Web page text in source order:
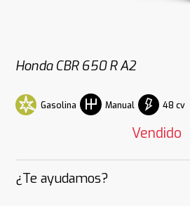
Honda CBR 650 R A2
Gasolina Manual 48 cv
Vendido
¿Te ayudamos?